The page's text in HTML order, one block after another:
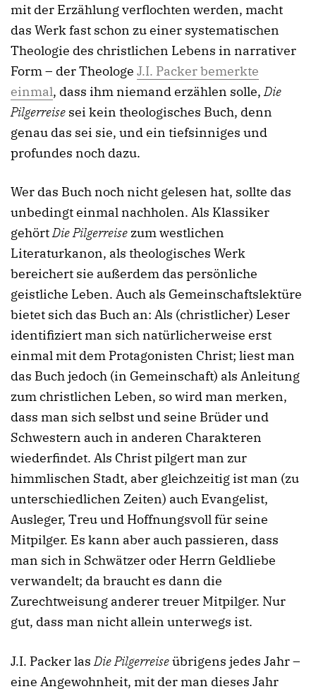
mit der Erzählung verflochten werden, macht
das Werk fast schon zu einer systematischen
Theologie des christlichen Lebens in narrativer
Form – der Theologe J.I. Packer bemerkte
einmal, dass ihm niemand erzählen solle,Die
Pilgerreise sei kein theologisches Buch, denn
genau das sei sie, und ein tiefsinniges und
profundes noch dazu.
Wer das Buch noch nicht gelesen hat, sollte das
unbedingt einmal nachholen. Als Klassiker
gehörtDie Pilgerreise zum westlichen
Literaturkanon, als theologisches Werk
bereichert sie außerdem das persönliche
geistliche Leben. Auch als Gemeinschaftslektüre
bietet sich das Buch an: Als (christlicher) Leser
identifiziert man sich natürlicherweise erst
einmal mit dem Protagonisten Christ; liest man
das Buch jedoch (in Gemeinschaft) als Anleitung
zum christlichen Leben, so wird man merken,
dass man sich selbst und seine Brüder und
Schwestern auch in anderen Charakteren
wiederfindet. Als Christ pilgert man zur
himmlischen Stadt, aber gleichzeitig ist man (zu
unterschiedlichen Zeiten) auch Evangelist,
Ausleger, Treu und Hoffnungsvoll für seine
Mitpilger. Es kann aber auch passieren, dass
man sich in Schwätzer oder Herrn Geldliebe
verwandelt; da braucht es dann die
Zurechtweisung anderer treuer Mitpilger. Nur
gut, dass man nicht allein unterwegs ist.
J.I. Packer lasDie Pilgerreiseübrigens jedes Jahr –
eine Angewohnheit, mit der man dieses Jahr